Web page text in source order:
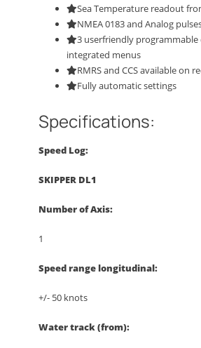
Sea Temperature readout
NMEA 0183 and Analog
3 userfriendly programmable
integrated menus
RMRS and CCS available on
Fully automatic settings
Specifications:
Speed Log:
SKIPPER DL1
Number of Axis:
1
Speed range longitudinal:
+/- 50 knots
Water track (from):